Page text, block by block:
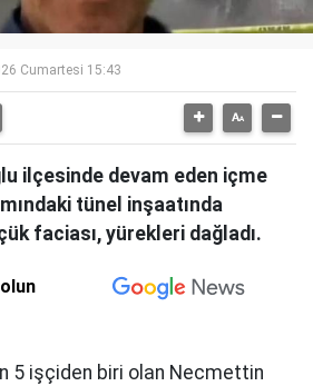
Cumartesi 15:43
ilçesinde devam eden içme
tünel inşaatında
faciası, yürekleri dağladı.
5 işçiden biri olan Necmettin